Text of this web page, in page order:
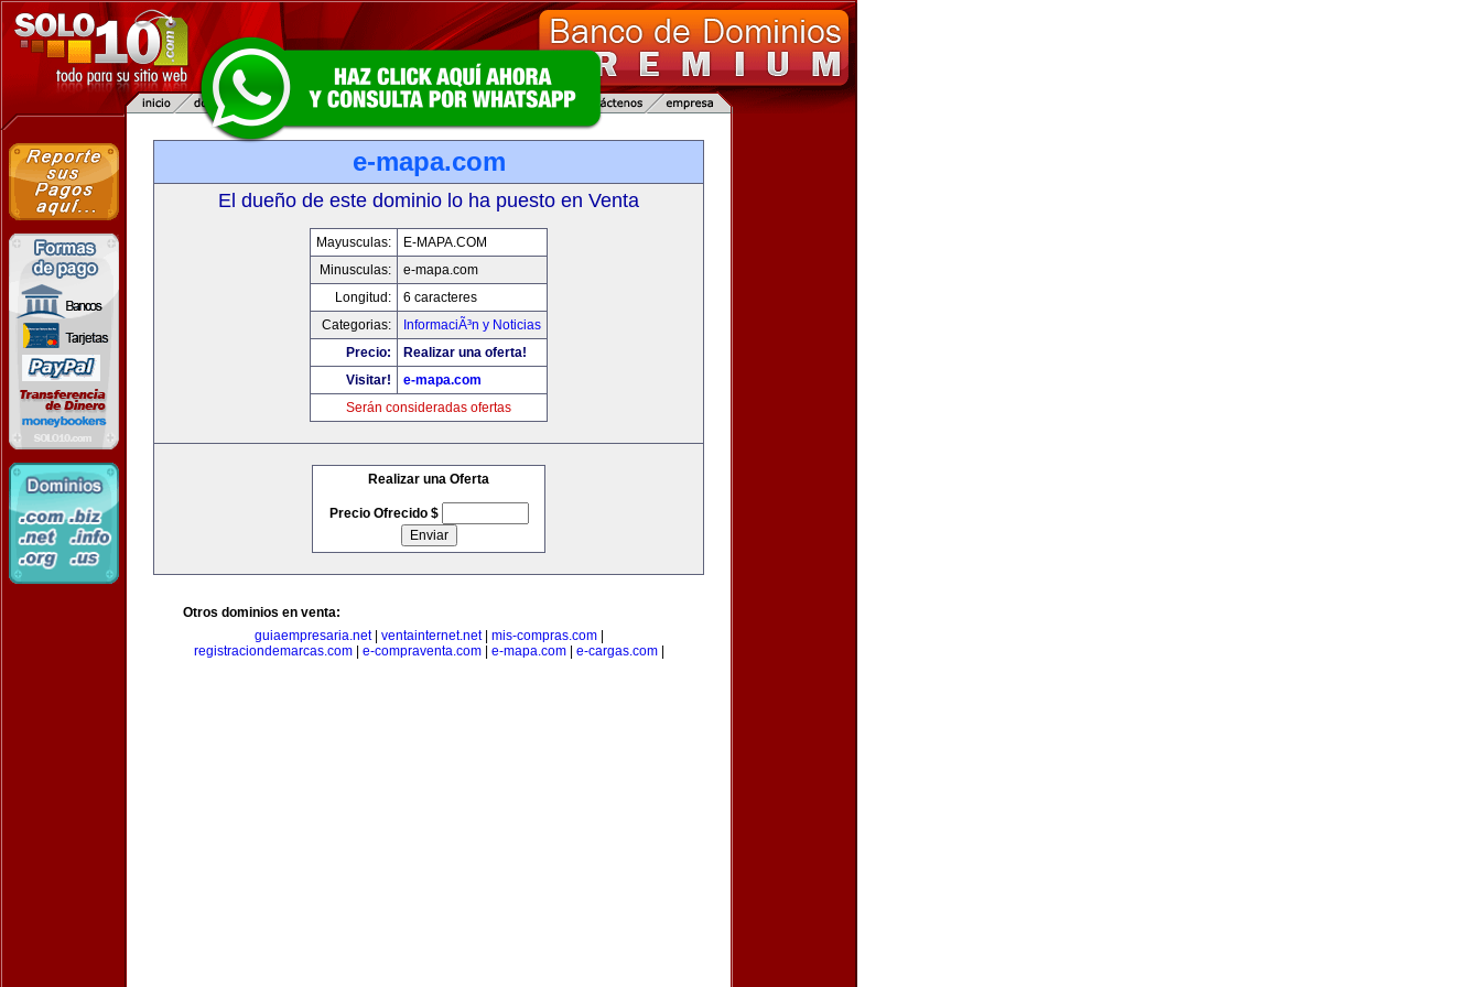
e-mapa.com
El dueño de este dominio lo ha puesto en Venta
Mayusculas:
E-MAPA.COM
Minusculas:
e-mapa.com
Longitud:
6 caracteres
Categorias:
InformaciÃ³n y Noticias
Precio:
Realizar una oferta!
Visitar!
e-mapa.com
Serán consideradas ofertas
Realizar una Oferta
Precio Ofrecido $
Otros dominios en venta:
guiaempresaria.net| ventainternet.net| mis-compras.com|
registraciondemarcas.com| e-compraventa.com| e-mapa.com| e-cargas.com|